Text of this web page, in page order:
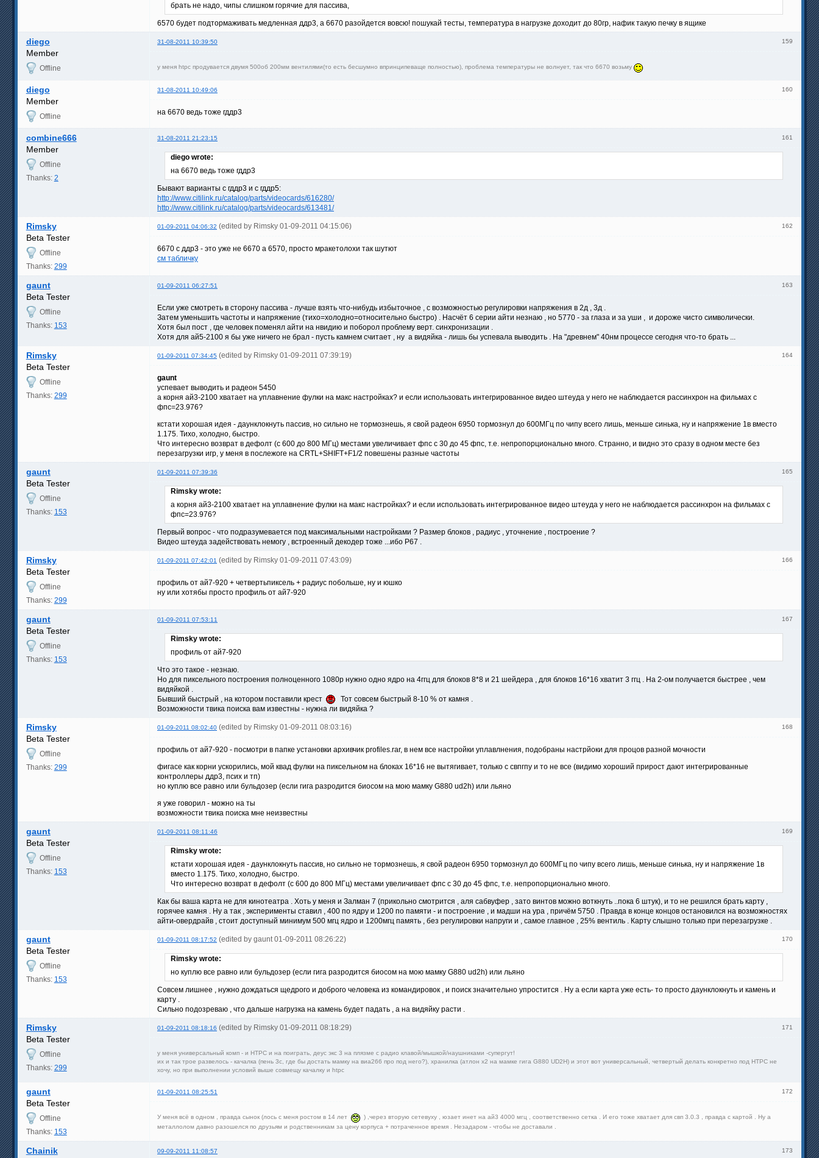
брать не надо, чипы слишком горячие для пассива,
6570 будет подтормаживать медленная ддр3, а 6670 разойдется вовсю! пошукай тесты, температура в нагрузке доходит до 80гр, нафик такую печку в ящике
159
diego 31-08-2011 10:39:50
Member
Offline у меня htpc продувается двумя 500об 200мм вентилями(то есть бесшумно впринципеваще полностью), проблема температуры не волнует, так что 6670 возьму
160
diego 31-08-2011 10:49:06
Member
Offline на 6670 ведь тоже гддр3
161
combine666 31-08-2011 21:23:15
Member
Offline
Thanks: 2
diego wrote:
на 6670 ведь тоже гддр3
Бывают варианты с гддр3 и с гддр5:
http://www.citilink.ru/catalog/parts/videocards/616280/
http://www.citilink.ru/catalog/parts/videocards/613481/
162
Rimsky 01-09-2011 04:06:32 (edited by Rimsky 01-09-2011 04:15:06)
Beta Tester
Offline
Thanks: 299
6670 c ддр3 - это уже не 6670 а 6570, просто мракетолохи так шутют
см табличку
163
gaunt 01-09-2011 06:27:51
Beta Tester
Offline
Thanks: 153
Если уже смотреть в сторону пассива - лучше взять что-нибудь избыточное , с возможностью регулировки напряжения в 2д , 3д .
Затем уменьшить частоты и напряжение (тихо=холодно=относительно быстро) . Насчёт 6 серии айти незнаю , но 5770 - за глаза и за уши , и дороже чисто символически.
Хотя был пост , где человек поменял айти на нвидию и поборол проблему верт. синхронизации .
Хотя для ай5-2100 я бы уже ничего не брал - пусть камнем считает , ну а видяйка - лишь бы успевала выводить . На "древнем" 40нм процессе сегодня что-то брать ...
164
Rimsky 01-09-2011 07:34:45 (edited by Rimsky 01-09-2011 07:39:19)
Beta Tester
Offline
Thanks: 299
gaunt
успевает выводить и радеон 5450
а корня ай3-2100 хватает на уплавнение фулки на макс настройках? и если использовать интегрированное видео штеуда у него не наблюдается рассинхрон на фильмах с
фпс=23.976?
кстати хорошая идея - даунклокнуть пассив, но сильно не тормознешь, я свой радеон 6950 тормознул до 600МГц по чипу всего лишь, меньше синька, ну и напряжение 1в вместо
1.175. Тихо, холодно, быстро.
Что интересно возврат в дефолт (с 600 до 800 МГц) местами увеличивает фпс с 30 до 45 фпс, т.е. непропорционально много. Странно, и видно это сразу в одном месте без
перезагрузки игр, у меня в послежоге на CRTL+SHIFT+F1/2 повешены разные частоты
165
gaunt 01-09-2011 07:39:36
Beta Tester
Offline
Thanks: 153
Rimsky wrote:
а корня ай3-2100 хватает на уплавнение фулки на макс настройках? и если использовать интегрированное видео штеуда у него не наблюдается рассинхрон на фильмах с
фпс=23.976?
Первый вопрос - что подразумевается под максимальными настройками ? Размер блоков , радиус , уточнение , построение ?
Видео штеуда задействовать немогу , встроенный декодер тоже ...ибо Р67 .
166
Rimsky 01-09-2011 07:42:01 (edited by Rimsky 01-09-2011 07:43:09)
Beta Tester
Offline
Thanks: 299
профиль от ай7-920 + четвертьпиксель + радиус побольше, ну и юшко
ну или хотябы просто профиль от ай7-920
167
gaunt 01-09-2011 07:53:11
Beta Tester
Offline
Thanks: 153
Rimsky wrote:
профиль от ай7-920
Что это такое - незнаю.
Но для пиксельного построения полноценного 1080р нужно одно ядро на 4ггц для блоков 8*8 и 21 шейдера , для блоков 16*16 хватит 3 ггц . На 2-ом получается быстрее , чем
видяйкой .
Бывший быстрый , на котором поставили крест
Тот совсем быстрый 8-10 % от камня .
Возможности твика поиска вам известны - нужна ли видяйка ?
168
Rimsky 01-09-2011 08:02:40 (edited by Rimsky 01-09-2011 08:03:16)
Beta Tester
Offline
Thanks: 299
профиль от ай7-920 - посмотри в папке установки архивчик profiles.rar, в нем все настройки уплавлнения, подобраны настрйоки для процов разной мочности
фигасе как корни ускорились, мой квад фулки на пиксельном на блоках 16*16 не вытягивает, только с свпгпу и то не все (видимо хороший прирост дают интегрированные
контроллеры ддр3, псих и тп)
но куплю все равно или бульдозер (если гига разродится биосом на мою мамку G880 ud2h) или льяно
я уже говорил - можно на ты
возможности твика поиска мне неизвестны
169
gaunt 01-09-2011 08:11:46
Beta Tester
Offline
Thanks: 153
Rimsky wrote:
кстати хорошая идея - даунклокнуть пассив, но сильно не тормознешь, я свой радеон 6950 тормознул до 600МГц по чипу всего лишь, меньше синька, ну и напряжение 1в
вместо 1.175. Тихо, холодно, быстро.
Что интересно возврат в дефолт (с 600 до 800 МГц) местами увеличивает фпс с 30 до 45 фпс, т.е. непропорционально много.
Как бы ваша карта не для кинотеатра . Хоть у меня и Залман 7 (прикольно смотрится , аля сабвуфер , зато винтов можно воткнуть ..пока 6 штук), и то не решился брать карту ,
горячее камня . Ну а так , эксперименты ставил , 400 по ядру и 1200 по памяти - и построение , и мадши на ура , причём 5750 . Правда в конце концов остановился на возможностях
айти-овердрайв , стоит доступный минимум 500 мгц ядро и 1200мгц память , без регулировки напруги и , самое главное , 25% вентиль . Карту слышно только при перезагрузке .
170
gaunt 01-09-2011 08:17:52 (edited by gaunt 01-09-2011 08:26:22)
Beta Tester
Offline
Thanks: 153
Rimsky wrote:
но куплю все равно или бульдозер (если гига разродится биосом на мою мамку G880 ud2h) или льяно
Совсем лишнее , нужно дождаться щедрого и доброго человека из командировок , и поиск значительно упростится . Ну а если карта уже есть- то просто даунклокнуть и камень и
карту .
Сильно подозреваю , что дальше нагрузка на камень будет падать , а на видяйку расти .
171
Rimsky 01-09-2011 08:18:16 (edited by Rimsky 01-09-2011 08:18:29)
Beta Tester
Offline
Thanks: 299
у меня универсальный комп - и HTPC и на поиграть, деус экс 3 на плязме с радио клавой/мышкой/наушниками -супергут!
их и так трое развелось - качалка (пень 3с, где бы достать мамку на виа266 про под него?), хранилка (атлон х2 на мамке гига G880 UD2H) и этот вот универсальный, четвертый делать конкретно под HTPC не
хочу, но при выполнении условий выше совмещу качалку и htpc
172
gaunt 01-09-2011 08:25:51
Beta Tester
Offline
Thanks: 153
У меня всё в одном , правда сынок (лось с меня ростом в 14 лет
) ,через вторую сетевуху , юзает инет на ай3 4000 мгц , соответственно сетка . И его тоже хватает для свп 3.0.3 , правда с картой . Ну а
металлолом давно разошелся по друзьям и родственникам за цену корпуса + потраченное время . Незадаром - чтобы не доставали .
173
Chainik 09-09-2011 11:08:57